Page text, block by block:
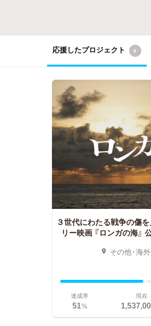
応援したプロジェクト 6
３世代にわたる戦争の傷
リー映画 『ロンガの海』
その他・海外
達成率
51%
現在